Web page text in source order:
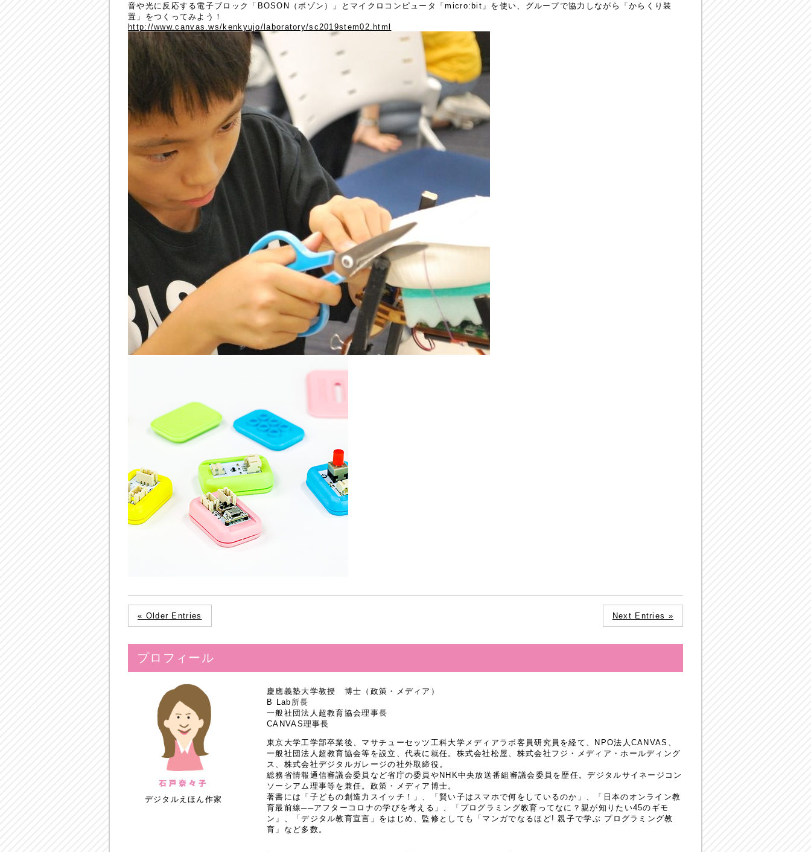
音や光に反応する電子ブロック「BOSON（ボゾン）」とマイクロコンピュータ「micro:bit」を使い、グループで協力しながら「からくり装
置」をつくってみよう！
http://www.canvas.ws/kenkyujo/laboratory/sc2019stem02.html
« Older Entries Next Entries »
プロフィール
デジタルえほん作家
慶應義塾大学教授 博士（政策・メディア）
B Lab所長
一般社団法人超教育協会理事長
CANVAS理事長
東京大学工学部卒業後、マサチューセッツ工科大学メディアラボ客員研究員を経て、NPO法人CANVAS、
一般社団法人超教育協会等を設立、代表に就任。株式会社松屋、株式会社フジ・メディア・ホールディング
ス、株式会社デジタルガレージの社外取締役。
総務省情報通信審議会委員など省庁の委員やNHK中央放送番組審議会委員を歴任。デジタルサイネージコン
ソーシアム理事等を兼任。政策・メディア博士。
著書には「子どもの創造力スイッチ！」、「賢い子はスマホで何をしているのか」、「日本のオンライン教
育最前線──アフターコロナの学びを考える」、「プログラミング教育ってなに？親が知りたい45のギモ
ン」、「デジタル教育宣言」をはじめ、監修としても「マンガでなるほど! 親子で学ぶ プログラミング教
育」など多数。